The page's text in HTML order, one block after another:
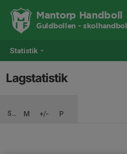
Statistik
Mantorp Handboll
Guldbollen - skolhandboll
Lagstatistik
SÄSONG M +/- P